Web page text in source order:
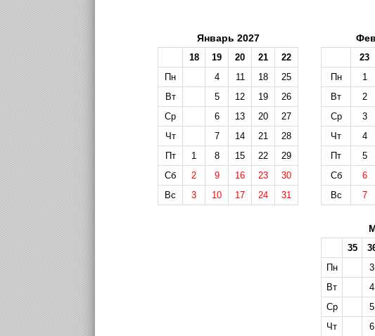
Январь 2027
18 19 20 21
22
Пн
4 11 18
25
Вт
5 12 19
26
Ср
6 13 20
27
Чт
7 14 21
28
Пт
1 8 15 22
29
Сб
2 9 16 23
30
Вс
3 10 17 24 31
23
Пн
1
Вт
2
Ср
3
Чт
4
Пт
5
Сб
6
Вс
7
35
Пн
3
Вт
4
Ср
5
Чт
6